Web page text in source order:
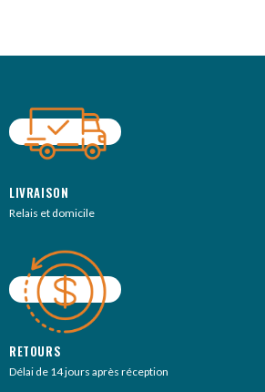
LIVRAISON
Relais et domicile
RETOURS
Délai de 14 jours après réception